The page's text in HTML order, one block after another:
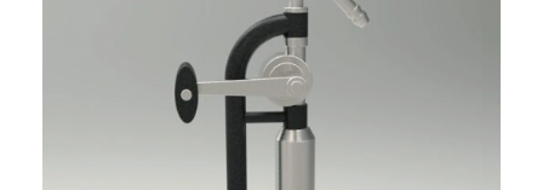
SYSTÈME DE FILTRATION
PORTATIF
CONÇU POUR L’URGENCE